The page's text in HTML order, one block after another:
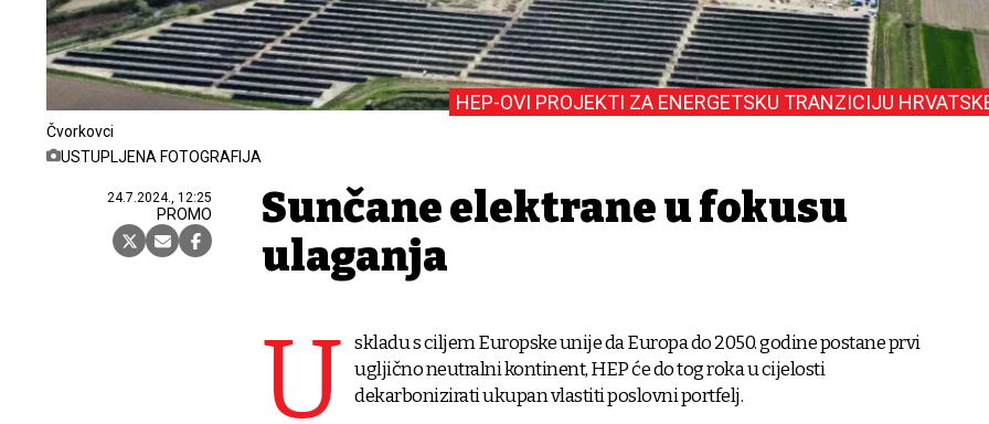
Čvorkovci
USTUPLJENA FOTOGRAFIJA
24.7.2024., 12:25
PROMO
HEP-OVI PROJEKTI ZA ENERGETSKU TRANZICIJU
Sunčane elektrane u fokusu
ulaganja
U skladu s ciljem Europske unije da Europa do 2050. godine postane prvi
ugljično neutralni kontinent, HEP će do tog roka u cijelosti
dekarbonizirati ukupan vlastiti poslovni portfelj.